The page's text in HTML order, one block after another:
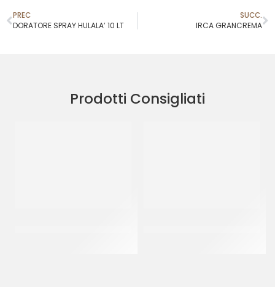
PREC
DORATORE SPRAY HULALA’ 10 LT
SUCC.
IRCA GRANCREMA
Prodotti Consigliati